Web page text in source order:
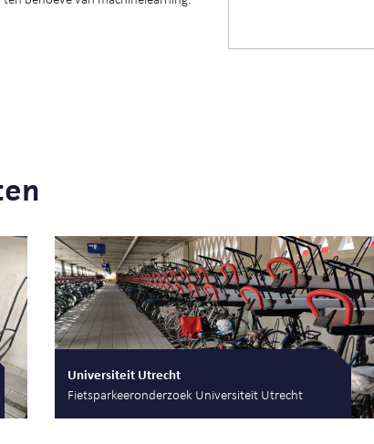
Universiteit Utrecht
Fietsparkeeronderzoek Universiteit Utrecht